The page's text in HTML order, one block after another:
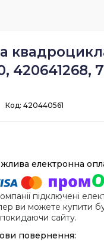
Код: 420440561
підключені
ви можете купити
сайту.